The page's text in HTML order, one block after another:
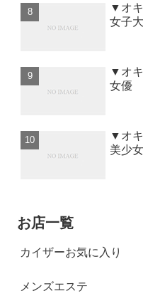
▼オ
女子
▼オ
女優
▼オ
美少女
お店一覧
カイザーお気に入り
メンズエステ